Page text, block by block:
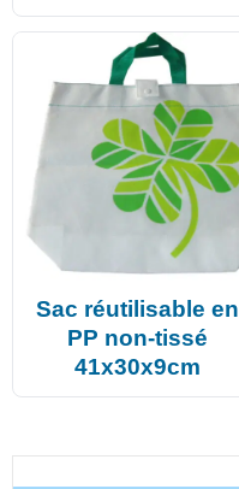
Sac réutilisable en
PP non-tissé
41x30x9cm